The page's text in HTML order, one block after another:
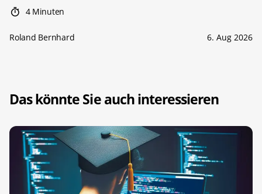
4 Minuten
Roland Bernhard 6. Aug 2026
Das könnte Sie auch interessieren